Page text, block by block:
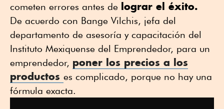
cometen errores antes de lograr el éxito.
De acuerdo con Bange Vilchis, jefa del
departamento de asesoría y capacitación del
Instituto Mexiquense del Emprendedor, para un
emprendedor, poner los precios a los
productos es complicado, porque no hay una
fórmula exacta.